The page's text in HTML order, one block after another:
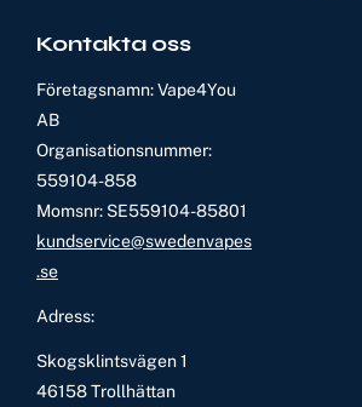
Kontakta oss
Företagsnamn: Vape4You
AB
Organisationsnummer:
559104-858
Momsnr: SE559104-85801
kundservice@swedenvapes
.se
Adress:
Skogsklintsvägen 1
46158 Trollhättan